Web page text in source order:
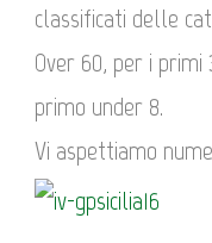
classificati delle
Over 60, per i
primo under 8.
Vi aspettiamo